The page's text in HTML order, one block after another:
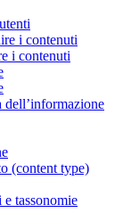
i contenuti
i contenuti
dell’informazione
(content type)
tassonomie